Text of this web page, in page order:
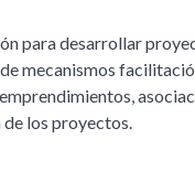
para desarrollar
mecanismos
los proyectos.